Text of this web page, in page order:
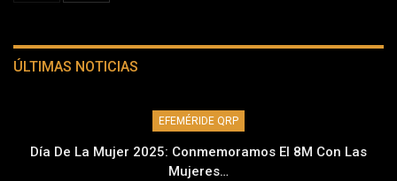
ÚLTIMAS NOTICIAS
EFEMÉRIDE QRP
Día De La Mujer 2025: Conmemoramos El 8M Con Las
Mujeres…